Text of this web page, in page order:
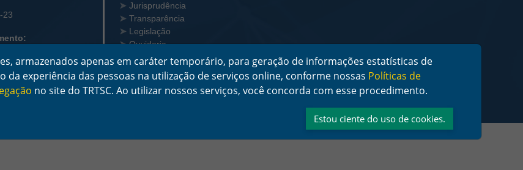
23
Jurisprudência
Transparência
Legislação
Ouvidoria
Contato
armazenados apenas em caráter temporário, para geração de informações estatísticas de
experiência das pessoas na utilização de serviços online, conforme nossas Políticas de
no site do TRTSC. Ao utilizar nossos serviços, você concorda com esse procedimento.
Estou ciente do uso de cookies.